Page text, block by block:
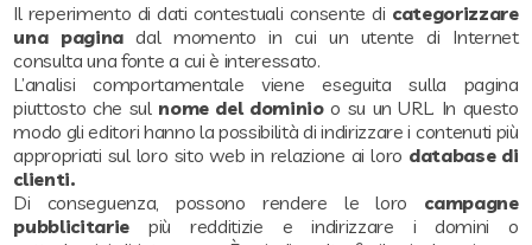
Il reperimento di dati contestuali consente di categorizzare
una paginadal momento in cui un utente di Internet
consulta una fonte a cui è interessato.
L’analisi comportamentale viene eseguita sulla pagina
piuttosto che sul nome del dominioo su un URL. In questo
modo gli editori hanno la possibilità di indirizzare i contenuti più
appropriati sul loro sito web in relazione ai loro database di
clienti.
Di conseguenza, possono rendere le loro campagne
pubblicitarie più redditizie e indirizzare i domini o